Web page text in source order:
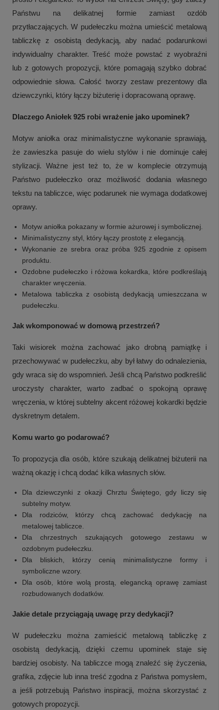
Państwu na delikatnej formie zamiast ozdób
przytłaczających. W pudełeczku można umieścić metalową
tabliczkę z osobistą dedykacją, aby nadać podarunkowi
indywidualny charakter. Treść może powstać z wyobraźni
lub z gotowych propozycji, które pomagają szybko dobrać
odpowiednie słowa. Całość tworzy zestaw prezentowy dla
dziewczynki, który łączy biżuterię i dopracowaną oprawę.
Dlaczego Aniołek 925 robi wrażenie jako upominek?
Motyw aniołka oraz minimalistyczne wykonanie sprawiają,
że zawieszka pasuje do wielu stylów i nie dominuje całej
stylizacji. Ważne jest też to, że w komplecie otrzymują
Państwo pudełeczko oraz możliwość dodania własnego
tekstu na tabliczce, więc podarunek nie wymaga dodatkowej
oprawy.
Motyw aniołka pokazany w formie ażurowej i symbolicznej.
Minimalistyczny styl, który łączy prostotę z elegancją.
Wykonanie ze srebra oraz próba 925 zgodnie z opisem
produktu.
Ozdobne pudełeczko i różowa kokardka, które podkreślają
charakter wręczenia.
Metalowa tabliczka z osobistą dedykacją umieszczana w
pudełeczku.
Jak wkomponować w domową przestrzeń?
Taki wisiorek można zachować jako drobną pamiątkę i
przechowywać w pudełeczku, aby był łatwy do odnalezienia,
gdy wraca się do wspomnień. Jeśli chcą Państwo podkreślić
uroczysty charakter, warto zadbać o spokojną oprawę
wręczenia, w której subtelny akcent różowej kokardki będzie
dyskretnym detalem.
Komu warto go podarować?
To propozycja dla osób, które szukają delikatnej biżuterii na
ważną okazję i chcą dodać kilka własnych słów.
Dla dziewczynki z okazji Chrztu Świętego, gdy liczy się
subtelny motyw.
Dla rodziców, którzy chcą zachować dedykację na
metalowej tabliczce.
Dla chrzestnych szukających gotowego zestawu w
ozdobnym pudełeczku.
Dla bliskich, którzy cenią minimalistyczne formy i
symboliczne wzory.
Dla osób, które wolą prostą, elegancką oprawę zamiast
rozbudowanych dodatków.
Jakie detale przyciągają uwagę przy dedykacji?
W pudełeczku można zamieścić metalową tabliczkę z
osobistą dedykacją, dzięki czemu upominek staje się
bardziej osobisty. Na tabliczce mogą znaleźć się życzenia,
grafika, zdjęcie lub inna treść zgodna z Państwa pomysłem,
a jeśli potrzebują Państwo inspiracji, można skorzystać z
gotowych propozycji.